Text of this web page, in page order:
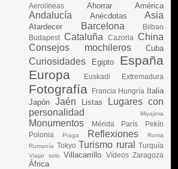
Aerolíneas Ahorrar América
Andalucía Anécdotas Asia
Atardecer Barcelona
Bilbao
Budapest Cataluña Cazorla
China
Consejos mochileros
Cuba
Curiosidades Egipto
España
Europa
Euskadi Extremadura
Fotografía Francia Hungría
Italia
Japón Jaén Listas
Lugares con
personalidad
Miyajima
Monumentos Mérida París
Pekín
Polonia
Praga Reflexiones
Roma
Rumanía Tokyo Turismo rural Turquía
Viajar solo Villacarrillo Vídeos Zaragoza
África